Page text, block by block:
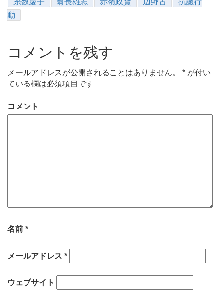
動
コメントを残す
メールアドレスが公開されることはありません。 * が付い
ている欄は必須項目です
コメント
名前 *
メールアドレス *
ウェブサイト